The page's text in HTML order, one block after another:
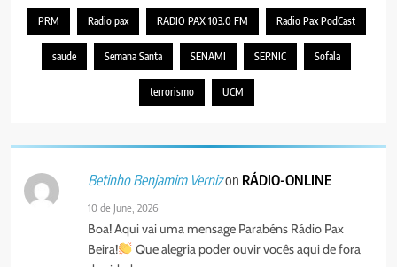
PRM Radio pax RADIO PAX 103.0 FM Radio Pax PodCast
saude Semana Santa SENAMI SERNIC Sofala
terrorismo UCM
Betinho Benjamim Vernizon RÁDIO-ONLINE
10 de June, 2026
Boa! Aqui vai uma mensage Parabéns Rádio Pax
Beira!
Que alegria poder ouvir vocês aqui de fora